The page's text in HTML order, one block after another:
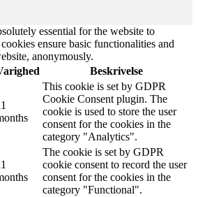
essential for the website to
ensure basic functionalities and
anonymously.
Beskrivelse
This cookie is set by GDPR
Cookie Consent plugin. The
cookie is used to store the user
consent for the cookies in the
category "Analytics".
The cookie is set by GDPR
cookie consent to record the user
consent for the cookies in the
category "Functional".